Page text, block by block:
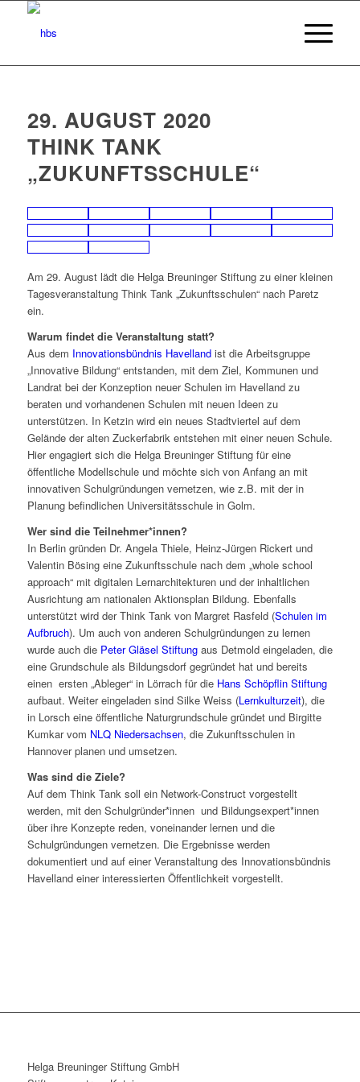
29. AUGUST 2020
THINK TANK
„ZUKUNFTSSCHULE“
Am 29. August lädt die Helga Breuninger Stiftung zu einer kleinen
Tagesveranstaltung Think Tank „Zukunftsschulen“ nach Paretz
ein.
Warum findet die Veranstaltung statt?
Aus dem Innovationsbündnis Havellandist die Arbeitsgruppe
„Innovative Bildung“ entstanden, mit dem Ziel, Kommunen und
Landrat bei der Konzeption neuer Schulen im Havelland zu
beraten und vorhandenen Schulen mit neuen Ideen zu
unterstützen. In Ketzin wird ein neues Stadtviertel auf dem
Gelände der alten Zuckerfabrik entstehen mit einer neuen Schule.
Hier engagiert sich die Helga Breuninger Stiftung für eine
öffentliche Modellschule und möchte sich von Anfang an mit
innovativen Schulgründungen vernetzen, wie z.B. mit der in
Planung befindlichen Universitätsschule in Golm.
Wer sind die Teilnehmer*innen?
In Berlin gründen Dr. Angela Thiele, Heinz-Jürgen Rickert und
Valentin Bösing eine Zukunftsschule nach dem „whole school
approach“ mit digitalen Lernarchitekturen und der inhaltlichen
Ausrichtung am nationalen Aktionsplan Bildung. Ebenfalls
unterstützt wird der Think Tank von Margret Rasfeld (Schulen im
Aufbruch). Um auch von anderen Schulgründungen zu lernen
wurde auch die Peter Gläsel Stiftungaus Detmold eingeladen, die
eine Grundschule als Bildungsdorf gegründet hat und bereits
einen ersten „Ableger“ in Lörrach für die Hans Schöpflin Stiftung
aufbaut. Weiter eingeladen sind Silke Weiss (Lernkulturzeit), die
in Lorsch eine öffentliche Naturgrundschule gründet und Birgitte
Kumkar vom NLQ Niedersachsen, die Zukunftsschulen in
Hannover planen und umsetzen.
Was sind die Ziele?
Auf dem Think Tank soll ein Network-Construct vorgestellt
werden, mit den Schulgründer*innen und Bildungsexpert*innen
über ihre Konzepte reden, voneinander lernen und die
Schulgründungen vernetzen. Die Ergebnisse werden
dokumentiert und auf einer Veranstaltung des Innovationsbündnis
Havelland einer interessierten Öffentlichkeit vorgestellt.
Helga Breuninger Stiftung GmbH